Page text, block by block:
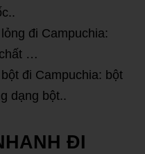
đi Campuchia:
…
đi Campuchia: bột
dạng bột..
ĐI